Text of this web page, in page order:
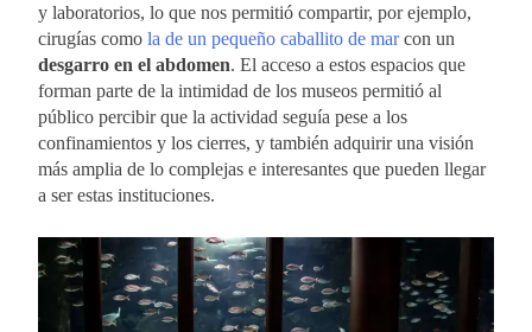
y laboratorios, lo que nos permitió compartir, por ejemplo,
cirugías como la de un pequeño caballito de marcon un
desgarro en el abdomen. El acceso a estos espacios que
forman parte de la intimidad de los museos permitió al
público percibir que la actividad seguía pese a los
confinamientos y los cierres, y también adquirir una visión
más amplia de lo complejas e interesantes que pueden llegar
a ser estas instituciones.